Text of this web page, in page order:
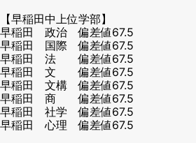
【早稲田中上位学部】
早稲田 政治 偏差値67.5
早稲田 国際 偏差値67.5
早稲田 法 偏差値67.5
早稲田 文 偏差値67.5
早稲田 文構 偏差値67.5
早稲田 商 偏差値67.5
早稲田 社学 偏差値67.5
早稲田 心理 偏差値67.5